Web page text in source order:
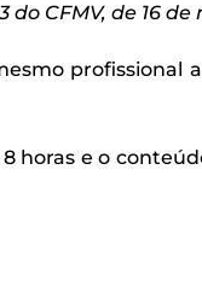
do CFMV, de 16 de
profissional
horas e o